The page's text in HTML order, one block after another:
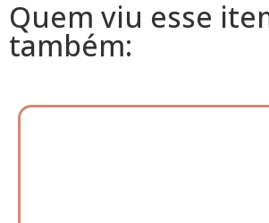
Quem viu esse
também: